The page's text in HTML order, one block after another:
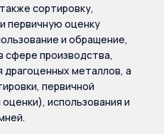
сортировку,
первичную оценку
и обращение,
сфере производства,
драгоценных металлов, а
первичной
использования и